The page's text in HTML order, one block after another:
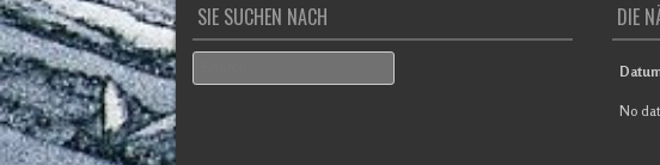
SIE SUCHEN NACH DIE
No